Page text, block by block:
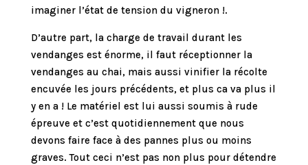
imaginer l’état de tension du vigneron !.
D’autre part, la charge de travail durant les
vendanges est énorme, il faut réceptionner la
vendanges au chai, mais aussi vinifier la récolte
encuvée les jours précédents, et plus ca va plus il
y en a ! Le matériel est lui aussi soumis à rude
épreuve et c’est quotidiennement que nous
devons faire face à des pannes plus ou moins
graves. Tout ceci n’est pas non plus pour détendre